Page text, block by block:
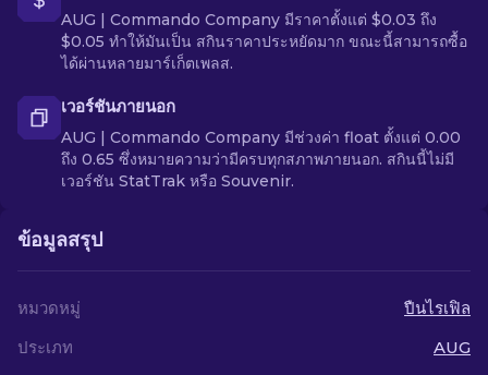
AUG | Commando Company มีราคาตั้งแต่ $0.03 ถึง
$0.05 ทำให้มันเป็น สกินราคาประหยัดมาก ขณะนี้สามารถซื้อ
ได้ผ่านหลายมาร์เก็ตเพลส.
เวอร์ชันภายนอก
AUG | Commando Company มีช่วงค่า float ตั้งแต่ 0.00
ถึง 0.65 ซึ่งหมายความว่ามีครบทุกสภาพภายนอก. สกินนี้ไม่มี
เวอร์ชัน StatTrak หรือ Souvenir.
ข้อมูลสรุป
หมวดหมู่
ปืนไรเฟิล
ประเภท
AUG